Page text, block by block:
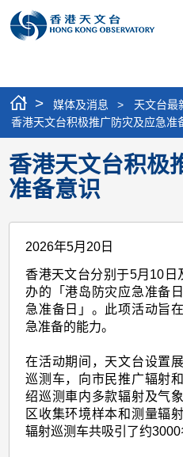
> 媒体及消息 > 天文台最
香港天文台积极推广防灾及应急准
香港天文台积极
准备意识
2026年5月20日
香港天文台分别于5月10
办的「港岛防灾应急准备
急准备日」。此项活动旨
急准备的能力。
在活动期间，天文台设置
巡测车，向市民推广辐射
绍巡测車内多款辐射及气
区收集环境样本和测量辐
辐射巡测车共吸引了约3000